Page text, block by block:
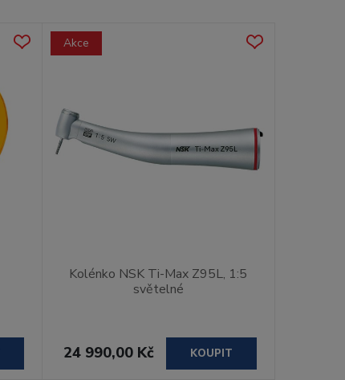
Akce
Kolénko NSK Ti-Max Z95L, 1:5
světelné
24 990,00 Kč KOUPIT